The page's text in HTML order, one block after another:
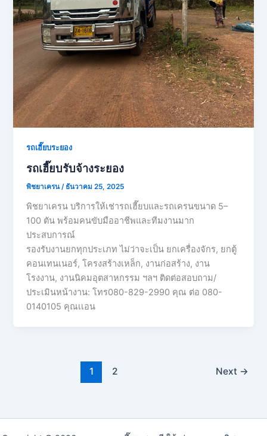
รถเฮี๊ยบระยอง
รถเฮี๊ยบรับจ้างระยอง
พิชยาเครน/ ธันวาคม 25, 2025
พิชยาเครน บริการให้เช่ารถเฮี๊ยบและรถเครนขนาด 5–
100 ตัน พร้อมคนขับมืออาชีพและทีมงานมาก
ประสบการณ์
รองรับงานยกทุกประเภท ไม่ว่าจะเป็น ยกเครื่องจักร, ยกตู้
คอนเทนเนอร์, โครงสร้างเหล็ก, งานก่อสร้าง, งาน
โรงงาน, งานนิคมอุตสาหกรรม ฯลฯ ติดต่อสอบถาม/
ประเมินหน้างาน: โทร080-829-2990 คุณ ต่อ 080-
0140105 คุณเเอน
1 2 Next →